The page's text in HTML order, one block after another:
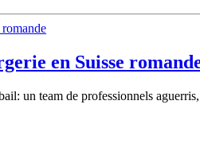
en Suisse
un team de professionnels